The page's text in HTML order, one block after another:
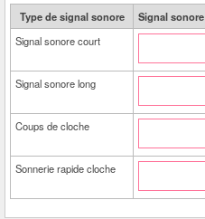
Type de signal sonore
Signal sonore
Signal sonore court
Signal sonore long
Coups de cloche
Sonnerie rapide cloche